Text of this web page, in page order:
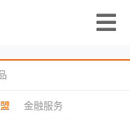
金融服务